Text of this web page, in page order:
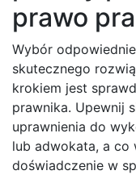
prawo
Wybór
skutecznego
krokiem jest
prawnika. Upewnij
uprawnienia do
lub adwokata, a co
doświadczenie w